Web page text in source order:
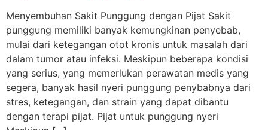
Menyembuhan Sakit Punggung dengan Pijat Sakit
punggung memiliki banyak kemungkinan penyebab,
mulai dari ketegangan otot kronis untuk masalah dari
dalam tumor atau infeksi. Meskipun beberapa kondisi
yang serius, yang memerlukan perawatan medis yang
segera, banyak hasil nyeri punggung penybabnya dari
stres, ketegangan, dan strain yang dapat dibantu
dengan terapi pijat. Pijat untuk punggung nyeri